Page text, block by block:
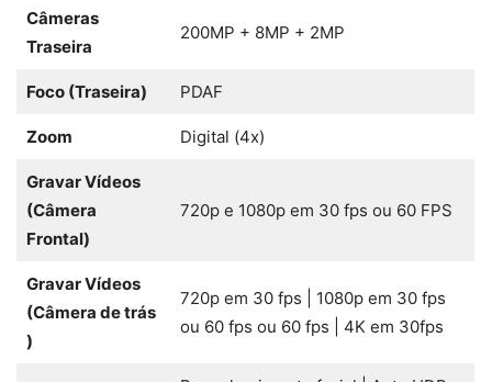
Câmeras
Traseira
200MP + 8MP + 2MP
Foco (Traseira) PDAF
Zoom Digital (4x)
Gravar Vídeos
(Câmera
Frontal)
720p e 1080p em 30 fps ou 60 FPS
Gravar Vídeos
(Câmera de trás
)
720p em 30 fps | 1080p em 30 fps
ou 60 fps ou 60 fps | 4K em 30fps